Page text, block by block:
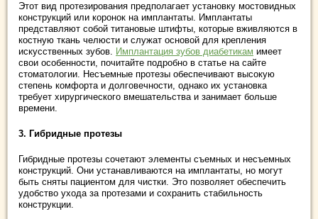
Этот вид протезирования предполагает установку мостовидных
конструкций или коронок на имплантаты. Имплантаты
представляют собой титановые штифты, которые вживляются в
костную ткань челюсти и служат основой для крепления
искусственных зубов. Имплантация зубов диабетикам имеет
свои особенности, почитайте подробно в статье на сайте
стоматологии. Несъемные протезы обеспечивают высокую
степень комфорта и долговечности, однако их установка
требует хирургического вмешательства и занимает больше
времени.
3. Гибридные протезы
Гибридные протезы сочетают элементы съемных и несъемных
конструкций. Они устанавливаются на имплантаты, но могут
быть сняты пациентом для чистки. Это позволяет обеспечить
удобство ухода за протезами и сохранить стабильность
конструкции.